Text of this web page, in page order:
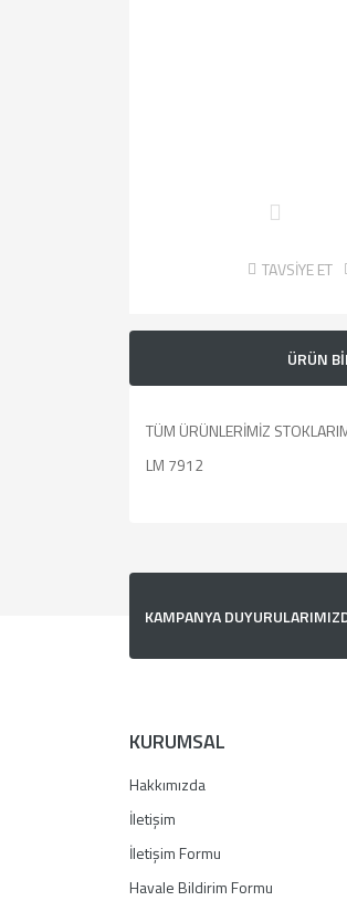
TAVSİYE ET
ÜRÜN
TÜM ÜRÜNLERİMİZ
LM 7912
Ürün resmi kalitesiz,
Bu ürüne benzer farklı
KAMPANYA
KURUMSAL
Hakkımızda
İletişim
İletişim Formu
Havale Bildirim Formu